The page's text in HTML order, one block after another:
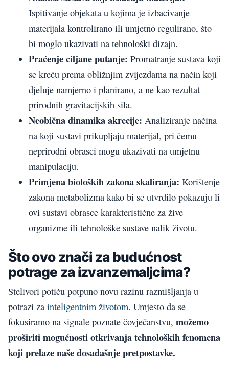
Ispitivanje objekata u kojima je izbacivanje
materijala kontrolirano ili umjetno regulirano, što
bi moglo ukazivati na tehnološki dizajn.
Praćenje ciljane putanje: Promatranje sustava koji
se kreću prema obližnjim zvijezdama na način koji
djeluje namjerno i planirano, a ne kao rezultat
prirodnih gravitacijskih sila.
Neobična dinamika akrecije: Analiziranje načina
na koji sustavi prikupljaju materijal, pri čemu
neprirodni obrasci mogu ukazivati na umjetnu
manipulaciju.
Primjena bioloških zakona skaliranja: Korištenje
zakona metabolizma kako bi se utvrdilo pokazuju li
ovi sustavi obrasce karakteristične za žive
organizme ili tehnološke sustave nalik životu.
Što ovo znači za budućnost
potrage za izvanzemaljcima?
Stelivori potiču potpuno novu razinu razmišljanja u
potrazi za inteligentnim životom. Umjesto da se
fokusiramo na signale poznate čovječanstvu, možemo
proširiti mogućnosti otkrivanja tehnoloških fenomena
koji prelaze naše dosadašnje pretpostavke.